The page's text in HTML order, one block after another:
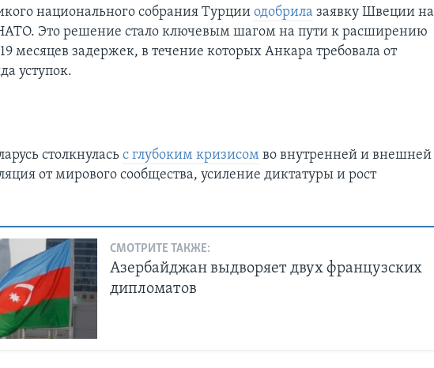
национального собрания Турцииодобрила заявку Швеции на
Это решение стало ключевым шагом на пути к расширению
месяцев задержек, в течение которых Анкара требовала от
уступок.
столкнуласьс глубоким кризисом во внутренней и внешней
от мирового сообщества, усиление диктатуры и рост
СМОТРИТЕ ТАКЖЕ:
Азербайджан выдворяет двух французских
дипломатов